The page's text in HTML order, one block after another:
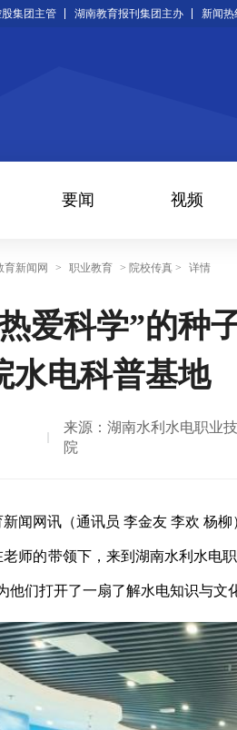
集团主管 湖南教育报刊集团主办 新闻热
要闻 视频
育新闻网 > 职业教育 > 院校传真 > 详情
爱科学”的种
水电科普基地
来源：湖南水利水电职业
院
闻网讯（通讯员 李金友 李欢 杨
师的带领下，来到湖南水利水电
他们打开了一扇了解水电知识与文